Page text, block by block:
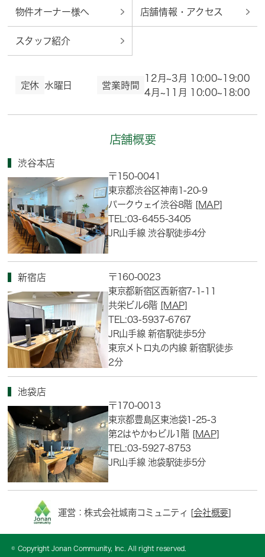
物件オーナー様へ 店舗情報・アクセス
スタッフ紹介
定休 水曜日 営業時間
12月~3月 10:00~19:00
4月~11月 10:00~18:00
店舗概要
渋谷本店
〒150-0041
東京都渋谷区神南1-20-9
パークウェイ渋谷8階 [MAP]
TEL:03-6455-3405
JR山手線 渋谷駅徒歩4分
新宿店
〒160-0023
東京都新宿区西新宿7-1-11
共栄ビル6階 [MAP]
TEL:03-5937-6767
JR山手線 新宿駅徒歩5分
東京メトロ丸の内線 新宿駅徒歩
2分
池袋店
〒170-0013
東京都豊島区東池袋1-25-3
第2はやかわビル1階 [MAP]
TEL:03-5927-8753
JR山手線 池袋駅徒歩5分
運営：株式会社城南コミュニティ [会社概要]
© Copyright Jonan Community, Inc. All right reserved.